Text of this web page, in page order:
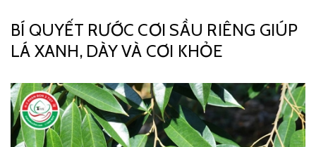
BÍ QUYẾT RƯỚC CƠI SẦU RIÊNG GIÚP
LÁ XANH, DÀY VÀ CƠI KHỎE